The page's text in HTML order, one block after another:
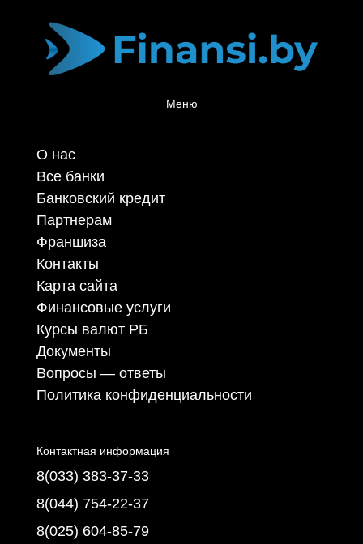
Меню
О нас
Все банки
Банковский кредит
Партнерам
Франшиза
Контакты
Карта сайта
Финансовые услуги
Курсы валют РБ
Документы
Вопросы — ответы
Политика конфиденциальности
Контактная информация
8(033) 383-37-33
8(044) 754-22-37
8(025) 604-85-79